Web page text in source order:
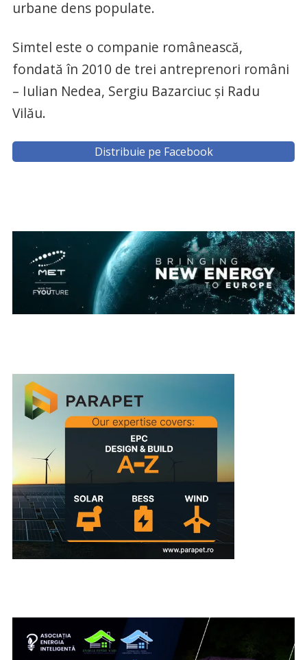
urbane dens populate.
Simtel este o companie românească,
fondată în 2010 de trei antreprenori români
– Iulian Nedea, Sergiu Bazarciuc și Radu
Vilău.
Distribuie pe Facebook